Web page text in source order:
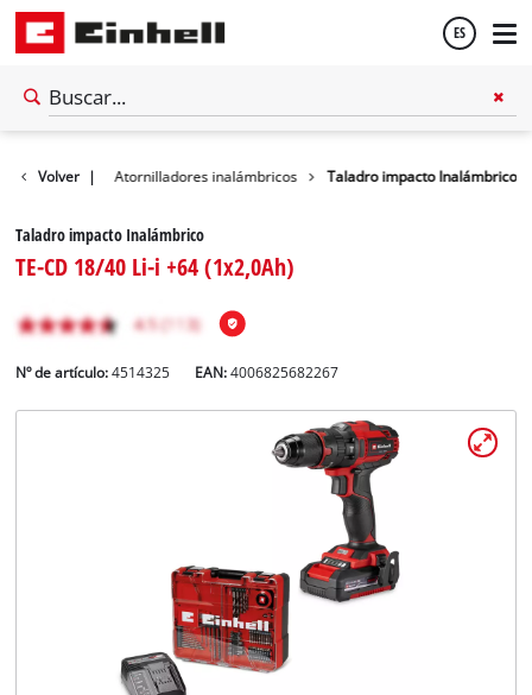
ES
Volver | Atornilladores inalámbricos Taladro impacto Inalámbrico
Taladro impacto Inalámbrico
TE-CD 18/40 Li-i +64 (1x2,0Ah)
Nº de artículo: 4514325 EAN:4006825682267